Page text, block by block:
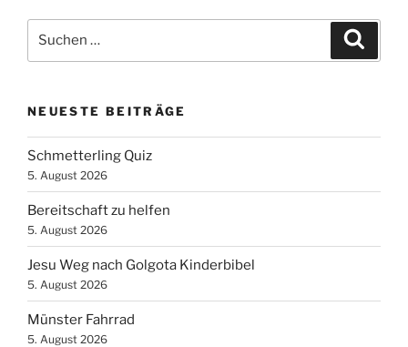
nach:
NEUESTE BEITRÄGE
Schmetterling Quiz
5. August 2026
Bereitschaft zu helfen
5. August 2026
Jesu Weg nach Golgota Kinderbibel
5. August 2026
Münster Fahrrad
5. August 2026